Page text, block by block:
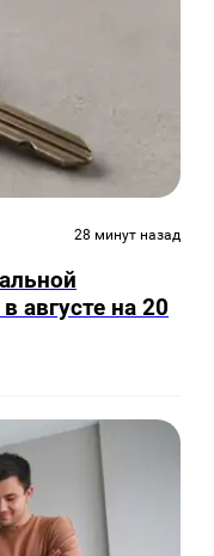
28 минут назад
августе на 20